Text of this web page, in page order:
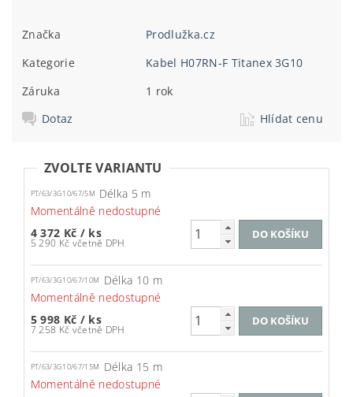
Značka
Prodlužka.cz
Kategorie
Kabel H07RN-F Titanex 3G10
Záruka
1 rok
Dotaz
Hlídat cenu
ZVOLTE VARIANTU
PT/63/3G10/67/5M Délka 5 m
Momentálně nedostupné
4 372 Kč / ks
5 290 Kč včetně DPH
PT/63/3G10/67/10M
Délka 10 m
Momentálně nedostupné
5 998 Kč / ks
7 258 Kč včetně DPH
PT/63/3G10/67/15M
Délka 15 m
Momentálně nedostupné